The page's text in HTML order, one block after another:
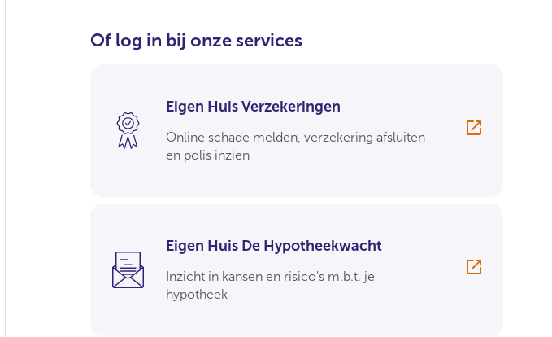
Of log in bij onze services
Eigen Huis Verzekeringen
Online schade melden, verzekering afsluiten
en polis inzien
Eigen Huis De Hypotheekwacht
Inzicht in kansen en risico's m.b.t. je
hypotheek